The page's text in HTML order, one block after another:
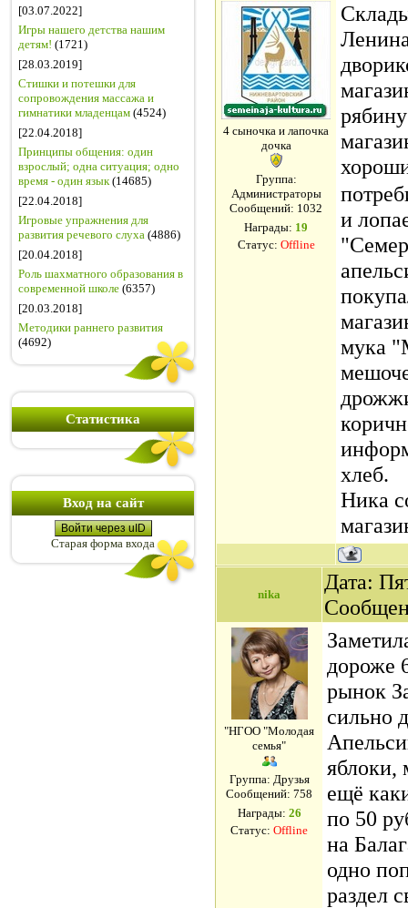
[03.07.2022]
Игры нашего детства нашим
детям! (1721)
[28.03.2019]
Стишки и потешки для
сопровождения массажа и
гимнатики младенцам (4524)
[22.04.2018]
Принципы общения: один
взрослый; одна ситуация; одно
время - один язык(14685)
[22.04.2018]
Игровые упражнения для
развития речевого слуха (4886)
[20.04.2018]
Роль шахматного образования в
современной школе (6357)
[20.03.2018]
Методики раннего развития
(4692)
Статистика
Вход на сайт
Войти через uID
Старая форма входа
4 сыночка и лапочка
дочка
Группа:
Администраторы
Сообщений: 1032
Награды: 19
Статус: Offline
и
мука
хлеб.
Ника
nika
Дата:
"НГОО "Молодая
семья"
Группа: Друзья
Сообщений: 758
Награды: 26
Статус: Offline
дороже
рынок
сильно
яблоки,
ещё
по 50
на
одно
раздел